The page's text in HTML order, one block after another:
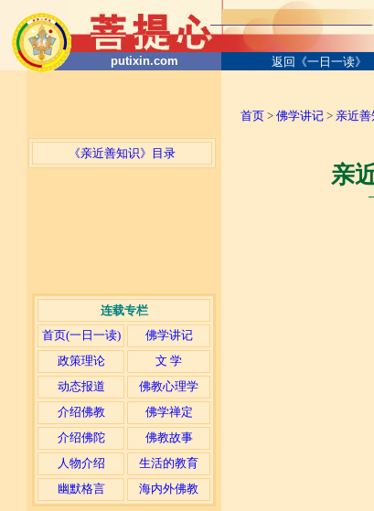
putixin.com 返回《一日一读》
《亲近善知识》目录
连载专栏
首页(一日一读)
佛学讲记
政策理论
文 学
动态报道
佛教心理学
介绍佛教
佛学禅定
介绍佛陀
佛教故事
人物介绍
生活的教育
幽默格言
海内外佛教
首页 > 佛学讲记 > 亲近善
亲